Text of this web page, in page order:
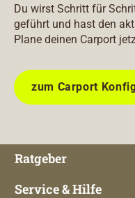
Du wirst Schritt für
geführt und hast den
Plane deinen Carport
zum Carport
Ratgeber
Service & Hilfe